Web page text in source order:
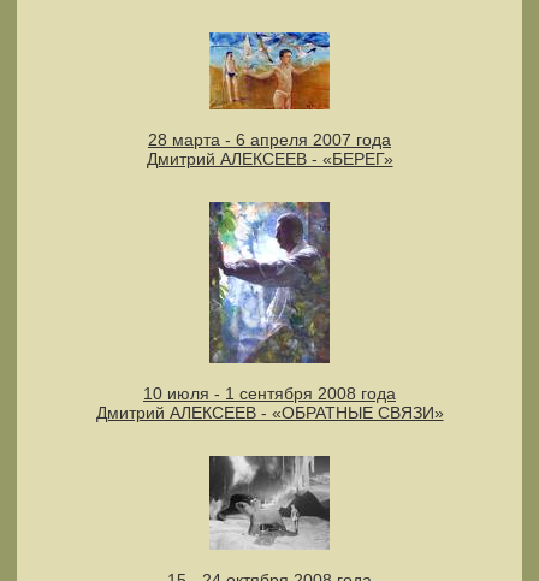
28 марта - 6 апреля 2007 года
Дмитрий АЛЕКСЕЕВ - «БЕРЕГ»
10 июля - 1 сентября 2008 года
Дмитрий АЛЕКСЕЕВ - «ОБРАТНЫЕ СВЯЗИ»